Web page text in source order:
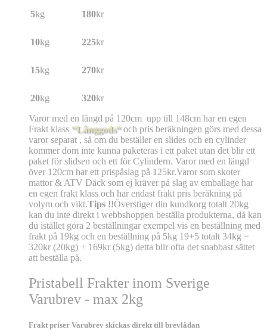
5kg 180kr
10kg 225kr
15kg 270kr
20kg 320kr
Varor med en längd på 120cm upp till 148cm har en egen
Frakt klass “Långgods“och pris beräkningen görs med dessa
varor separat , så om du beställer en slides och en cylinder
kommer dom inte kunna paketeras i ett paket utan det blir ett
paket för slidsen och ett för Cylindern. Varor med en längd
över 120cm har ett prispåslag på 125kr.Varor som skoter
mattor & ATV Däck som ej kräver på slag av emballage har
en egen frakt klass och har endast frakt pris beräkning på
volym och vikt.Tips !!Överstiger din kundkorg totalt 20kg
kan du inte direkt i webbshoppen beställa produkterna, då kan
du istället göra 2 beställningar exempel vis en beställning med
frakt på 19kg och en beställning på 5kg 19+5 totalt 34kg =
320kr (20kg) + 169kr (5kg) detta blir ofta det snabbast sättet
att beställa på.
Pristabell Frakter inom Sverige
Varubrev - max 2kg
Frakt priser Varubrev skickas direkt till brevlådan